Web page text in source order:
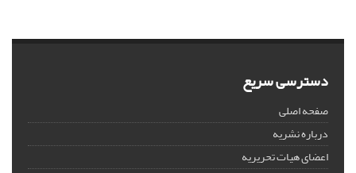
دسترسی سریع
صفحه اصلی
درباره نشریه
اعضای هیات تحریریه